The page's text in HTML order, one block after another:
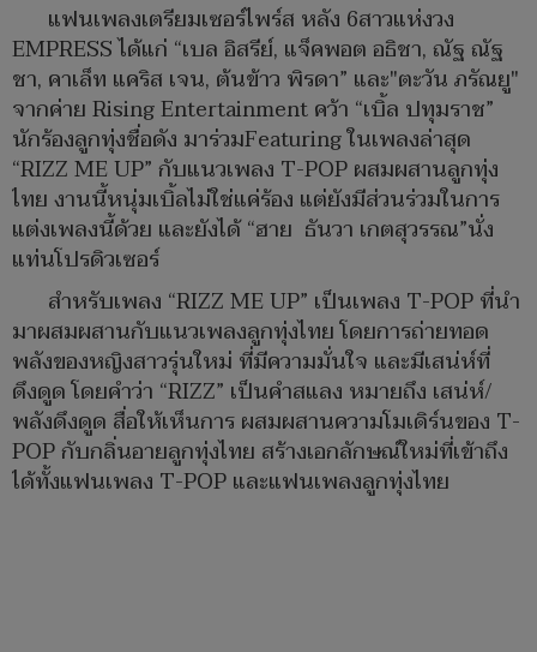
แฟนเพลงเตรียมเซอร์ไพร์ส หลัง 6สาวแห่งวง
EMPRESS ได้แก่ “เบล อิสรีย์, แจ็คพอต อธิชา, ณัฐ ณัฐ
ชา, คาเล็ท แคริส เจน, ต้นข้าว พิรดา” และ"ตะวัน ภรัณยู"
จากค่าย Rising Entertainment คว้า “เบิ้ล ปทุมราช”
นักร้องลูกทุ่งชื่อดัง มาร่วมFeaturing ในเพลงล่าสุด
“RIZZ ME UP” กับแนวเพลง T-POP ผสมผสานลูกทุ่ง
ไทย งานนี้หนุ่มเบิ้ลไม่ใช่แค่ร้อง แต่ยังมีส่วนร่วมในการ
แต่งเพลงนี้ด้วย และยังได้ “ฮาย ธันวา เกตสุวรรณ”นั่ง
แท่นโปรดิวเซอร์
สำหรับเพลง “RIZZ ME UP” เป็นเพลง T-POP ที่นำ
มาผสมผสานกับแนวเพลงลูกทุ่งไทย โดยการถ่ายทอด
พลังของหญิงสาวรุ่นใหม่ ที่มีความมั่นใจ และมีเสน่ห์ที่
ดึงดูด โดยคำว่า “RIZZ” เป็นคำสแลง หมายถึง เสน่ห์/
พลังดึงดูด สื่อให้เห็นการ ผสมผสานความโมเดิร์นของ T-
POP กับกลิ่นอายลูกทุ่งไทย สร้างเอกลักษณ์ใหม่ที่เข้าถึง
ได้ทั้งแฟนเพลง T-POP และแฟนเพลงลูกทุ่งไทย